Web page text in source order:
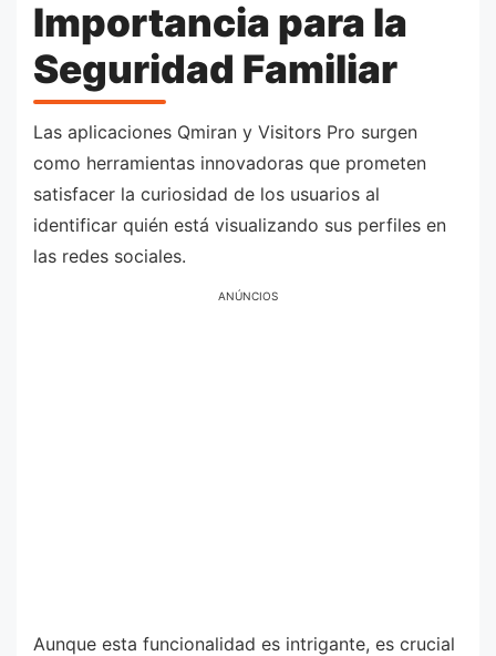
Importancia para la
Seguridad Familiar
Las aplicaciones Qmiran y Visitors Pro surgen
como herramientas innovadoras que prometen
satisfacer la curiosidad de los usuarios al
identificar quién está visualizando sus perfiles en
las redes sociales.
ANÚNCIOS
Aunque esta funcionalidad es intrigante, es crucial